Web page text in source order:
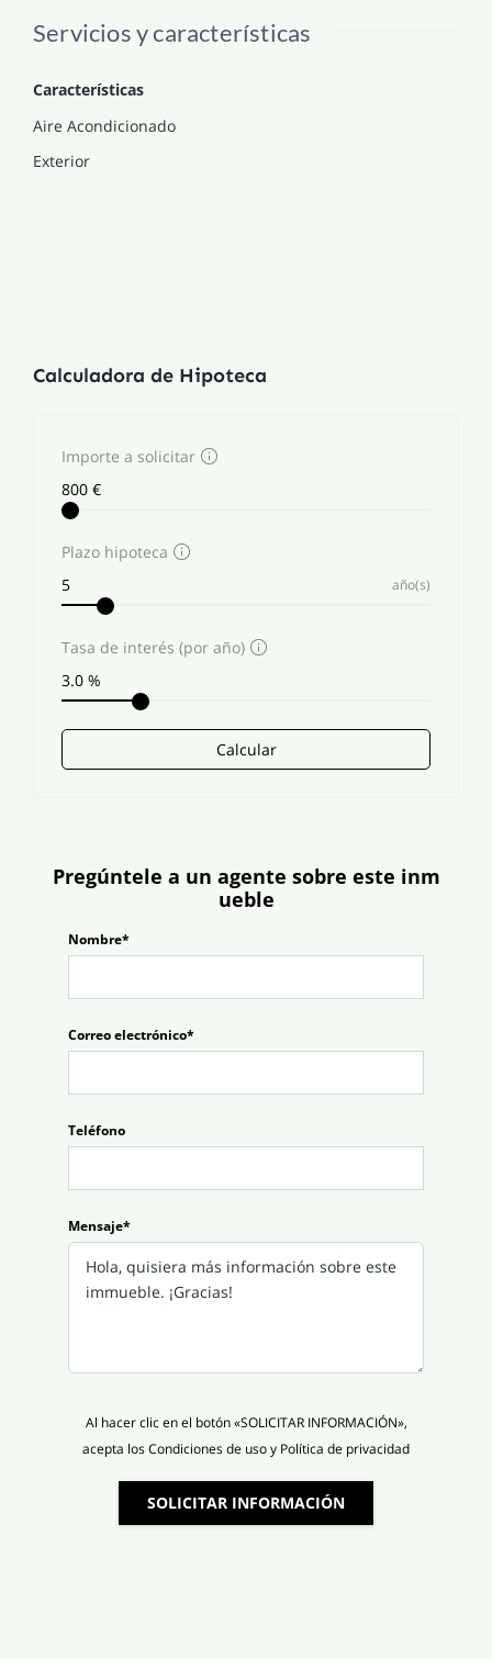
Servicios y características
Características
Aire Acondicionado
Exterior
Calculadora de Hipoteca
Importe a solicitar
Plazo hipoteca
año(s)
Tasa de interés (por año)
Calcular
Pregúntele a un agente sobre este inm
ueble
Nombre*
Correo electrónico*
Teléfono
Mensaje*
Al hacer clic en el botón «SOLICITAR INFORMACIÓN»,
acepta los Condiciones de uso y Política de privacidad
SOLICITAR INFORMACIÓN